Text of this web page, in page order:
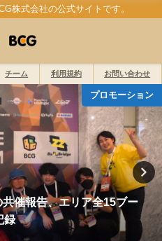
株式会社の公式サイトです。
チーム 利用規約 お問い合わせ
プロモーション
催報告、エリア全15ブー
録